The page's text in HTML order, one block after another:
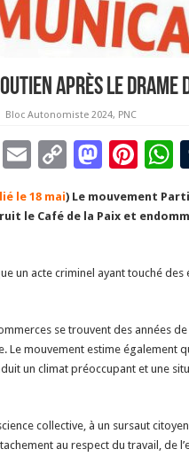
après le drame
Bloc Autonomiste 2024, PNC
n
E
ai
C
p
Li
k
M
to
o
Pi
er
t
h
p
le 18 mai) Le mouvement
le Café de la Paix et
un acte criminel ayant touché
se trouvent des années
Le mouvement estime également
un climat préoccupant et une
collective, à un sursaut
au respect du travail, de